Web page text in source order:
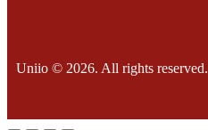
Uniio © 2026. All rights reserved.